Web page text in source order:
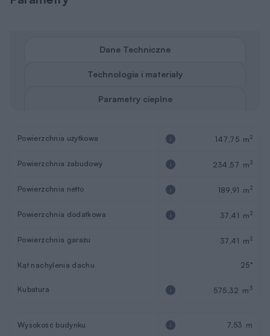
Dane Techniczne
Technologia i materiały
Parametry cieplne
Powierzchnia użytkowa 147,75 m2
Powierzchnia zabudowy 234,57 m2
Powierzchnia netto 189,91 m2
Powierzchnia dodatkowa 37,41 m2
Powierzchnia garażu 37,41 m2
Kąt nachylenia dachu 25°
Kubatura 575,32 m3
Wysokość budynku 7,53 m